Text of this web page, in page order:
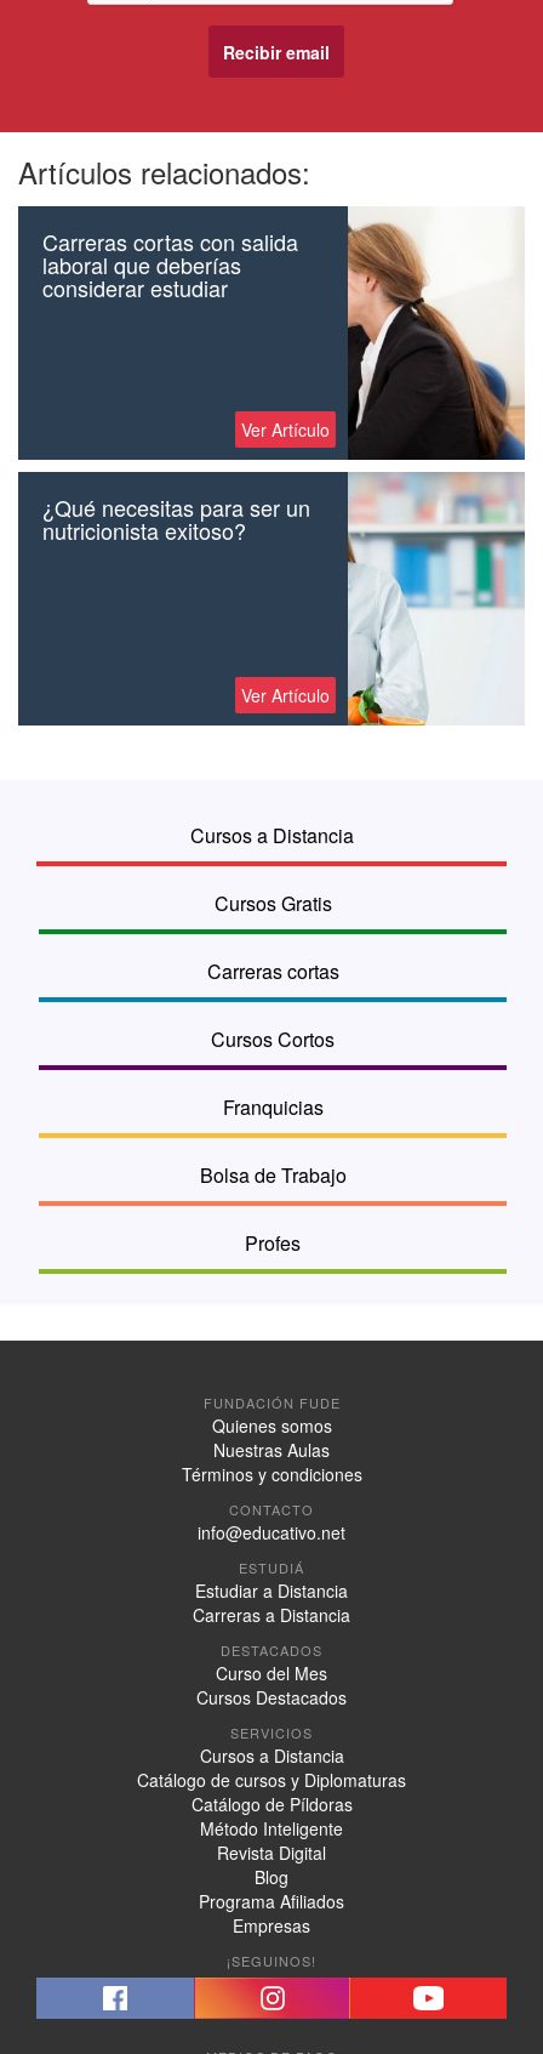
Artículos relacionados:
Carreras cortas con salida
laboral que deberías
considerar estudiar
Ver Artículo
¿Qué necesitas para ser un
nutricionista exitoso?
Ver Artículo
Cursos a Distancia
Cursos Gratis
Carreras cortas
Cursos Cortos
Franquicias
Bolsa de Trabajo
Profes
FUNDACIÓN FUDE
Quienes somos
Nuestras Aulas
Términos y condiciones
CONTACTO
info@educativo.net
ESTUDIÁ
Estudiar a Distancia
Carreras a Distancia
DESTACADOS
Curso del Mes
Cursos Destacados
SERVICIOS
Cursos a Distancia
Catálogo de cursos y Diplomaturas
Catálogo de Píldoras
Método Inteligente
Revista Digital
Blog
Programa Afiliados
Empresas
¡SEGUINOS!